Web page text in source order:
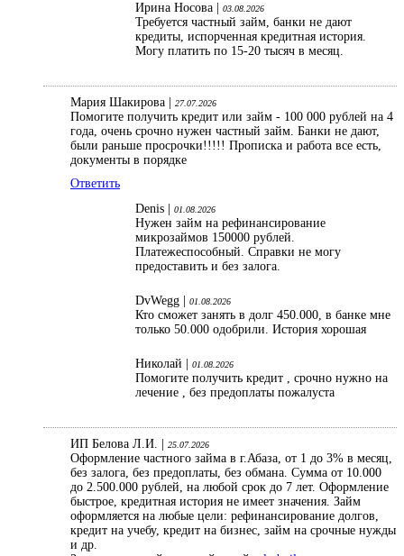
Ирина Носова | 03.08.2026
Требуется частный займ, банки не дают
кредиты, испорченная кредитная история.
Могу платить по 15-20 тысяч в месяц.
Мария Шакирова | 27.07.2026
Помогите получить кредит или займ - 100 000 рублей на 4
года, очень срочно нужен частный займ. Банки не дают,
были раньше просрочки!!!!! Прописка и работа все есть,
документы в порядке
Ответить
Denis |
01.08.2026
Нужен займ на рефинансирование
микрозаймов 150000 рублей.
Платежеспособный. Справки не могу
предоставить и без залога.
DvWegg | 01.08.2026
Кто сможет занять в долг 450.000, в банке мне
только 50.000 одобрили. История хорошая
Николай | 01.08.2026
Помогите получить кредит , срочно нужно на
лечение , без предоплаты пожалуста
ИП Белова Л.И. | 25.07.2026
Оформление частного займа в г.Абаза, от 1 до 3% в месяц,
без залога, без предоплаты, без обмана. Сумма от 10.000
до 2.500.000 рублей, на любой срок до 7 лет. Оформление
быстрое, кредитная история не имеет значения. Займ
оформляется на любые цели: рефинансирование долгов,
кредит на учебу, кредит на бизнес, займ на срочные нужды
и др.